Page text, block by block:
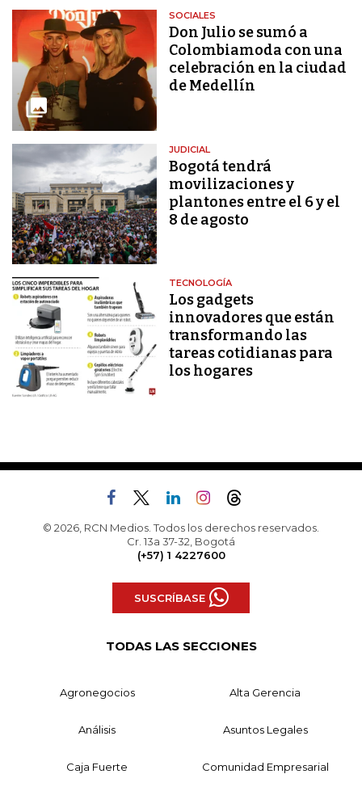
SOCIALES
Don Julio se sumó a
Colombiamoda con una
celebración en la ciudad
de Medellín
JUDICIAL
Bogotá tendrá
movilizaciones y
plantones entre el 6 y el
8 de agosto
TECNOLOGÍA
Los gadgets
innovadores que están
transformando las
tareas cotidianas para
los hogares
© 2026, RCN Medios. Todos los derechos reservados.
Cr. 13a 37-32, Bogotá
(+57) 1 4227600
SUSCRÍBASE
TODAS LAS SECCIONES
Agronegocios Alta Gerencia
Análisis Asuntos Legales
Caja Fuerte Comunidad Empresarial